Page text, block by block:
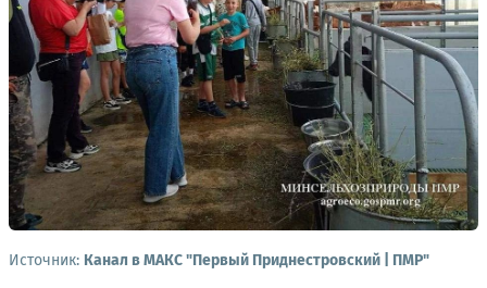
Источник: Канал в МАКС "Первый Приднестровский | ПМР"